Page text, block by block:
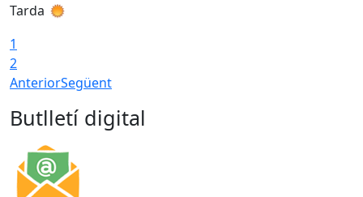
Tarda
1
2
AnteriorSegüent
Butlletí digital